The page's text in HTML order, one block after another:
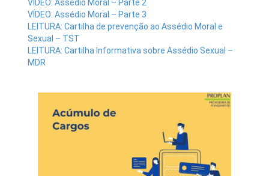
VÍDEO: Assédio Moral – Parte 2
VÍDEO: Assédio Moral – Parte 3
LEITURA: Cartilha de prevenção ao Assédio Moral e
Sexual – TST
LEITURA: Cartilha Informativa sobre Assédio Sexual –
MDR